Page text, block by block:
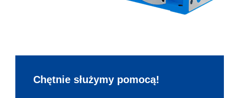
Chętnie służymy pomocą!